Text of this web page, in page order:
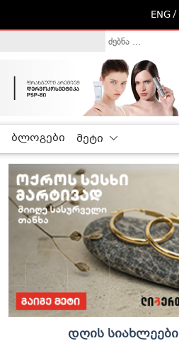
ENG /
ბლოგები მეტი
დღის სიახლეები